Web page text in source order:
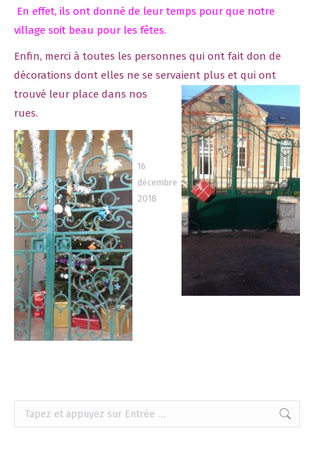
En effet, ils ont donné de leur temps pour que notre
village soit beau pour les fêtes.
Enfin, merci à toutes les personnes qui ont fait don de
décorations dont elles ne se servaient plus et qui ont
trouvé leur place dans nos
rues.
16
décembre
2018
Recherche
: